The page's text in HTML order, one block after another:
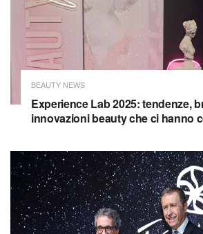
BEAUTY NEWS
Experience Lab 2025: tendenze,
innovazioni beauty che ci hanno